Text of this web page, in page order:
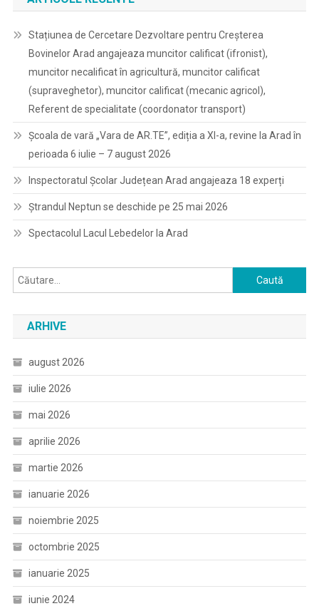
Stațiunea de Cercetare Dezvoltare pentru Creșterea
Bovinelor Arad angajeaza muncitor calificat (ifronist),
muncitor necalificat în agricultură, muncitor calificat
(supraveghetor), muncitor calificat (mecanic agricol),
Referent de specialitate (coordonator transport)
Școala de vară „Vara de AR.TE”, ediția a XI-a, revine la Arad în
perioada 6 iulie – 7 august 2026
Inspectoratul Școlar Județean Arad angajeaza 18 experți
Ștrandul Neptun se deschide pe 25 mai 2026
Spectacolul Lacul Lebedelor la Arad
Caută
după:
ARHIVE
august 2026
iulie 2026
mai 2026
aprilie 2026
martie 2026
ianuarie 2026
noiembrie 2025
octombrie 2025
ianuarie 2025
iunie 2024